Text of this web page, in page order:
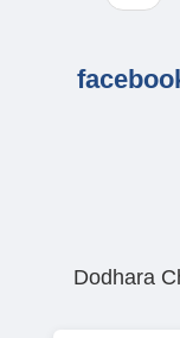
Dodhara